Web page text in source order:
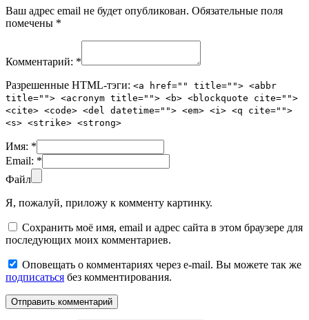
Ваш адрес email не будет опубликован. Обязательные поля
помечены *
Комментарий: *
Разрешенные HTML-тэги: <a href="" title=""> <abbr
title=""> <acronym title=""> <b> <blockquote cite="">
<cite> <code> <del datetime=""> <em> <i> <q cite="">
<s> <strike> <strong>
Имя: *
Email: *
Файл
Я, пожалуй, приложу к комменту картинку.
Сохранить моё имя, email и адрес сайта в этом браузере для
последующих моих комментариев.
Оповещать о комментариях через e-mail. Вы можете так же
подписаться без комментирования.